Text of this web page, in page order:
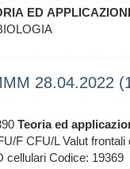
ED APPLICAZIONI
28.04.2022
Teoria ed
F CFU/L Valut frontali
cellulari Codice: 19369